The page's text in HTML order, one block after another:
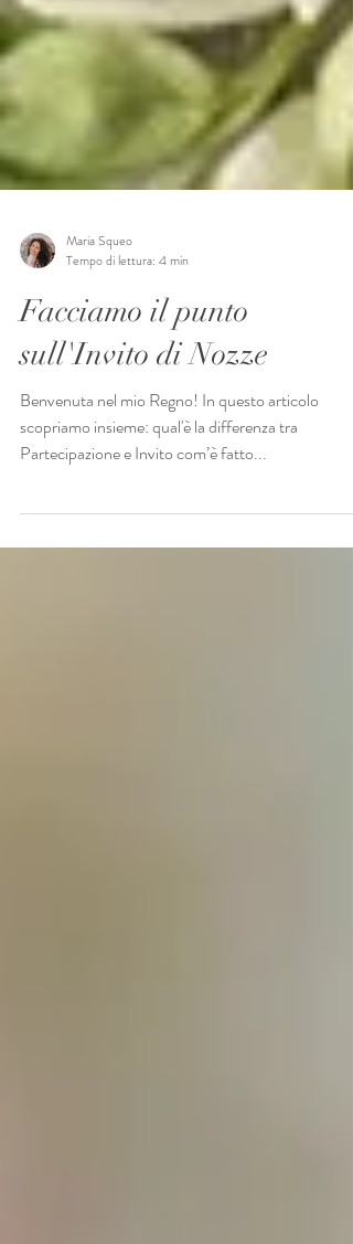
Maria Squeo
Tempo di lettura: 4 min
Facciamo il punto
sull'Invito di Nozze
Benvenuta nel mio Regno! In questo articolo
Partecipazione e Invito com’è fatto...